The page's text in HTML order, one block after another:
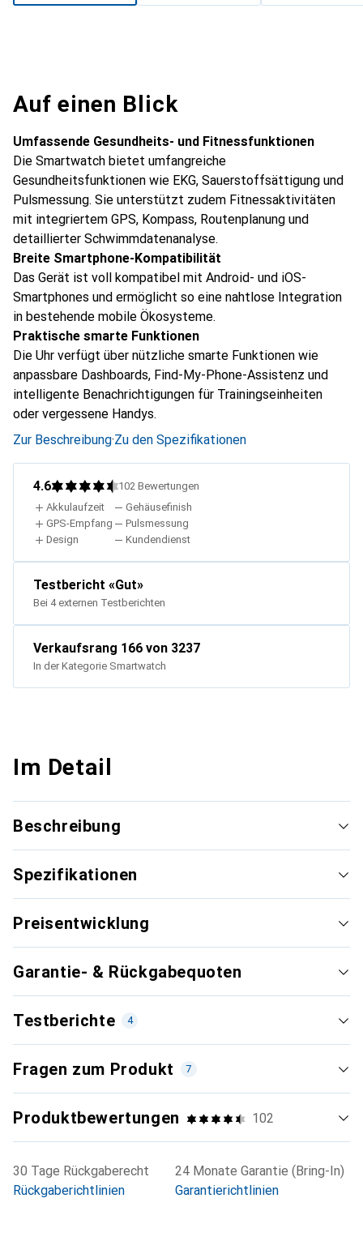
Auf einen Blick
Umfassende Gesundheits- und Fitnessfunktionen
Die Smartwatch bietet umfangreiche
Gesundheitsfunktionen wie EKG, Sauerstoffsättigung und
Pulsmessung. Sie unterstützt zudem Fitnessaktivitäten
mit integriertem GPS, Kompass, Routenplanung und
detaillierter Schwimmdatenanalyse.
Breite Smartphone-Kompatibilität
Das Gerät ist voll kompatibel mit Android- und iOS-
Smartphones und ermöglicht so eine nahtlose Integration
in bestehende mobile Ökosysteme.
Praktische smarte Funktionen
Die Uhr verfügt über nützliche smarte Funktionen wie
anpassbare Dashboards, Find-My-Phone-Assistenz und
intelligente Benachrichtigungen für Trainingseinheiten
oder vergessene Handys.
Zur Beschreibung·Zu den Spezifikationen
4.6 102 Bewertungen
Akkulaufzeit
GPS-Empfang
Design
Gehäusefinish
Pulsmessung
Kundendienst
Testbericht «Gut»
Bei 4 externen Testberichten
Verkaufsrang 166 von 3237
In der Kategorie Smartwatch
Im Detail
Beschreibung
Spezifikationen
Preisentwicklung
Garantie- & Rückgabequoten
Testberichte 4
Fragen zum Produkt 7
Produktbewertungen 102
30 Tage Rückgaberecht
Rückgaberichtlinien
24 Monate Garantie (Bring-In)
Garantierichtlinien